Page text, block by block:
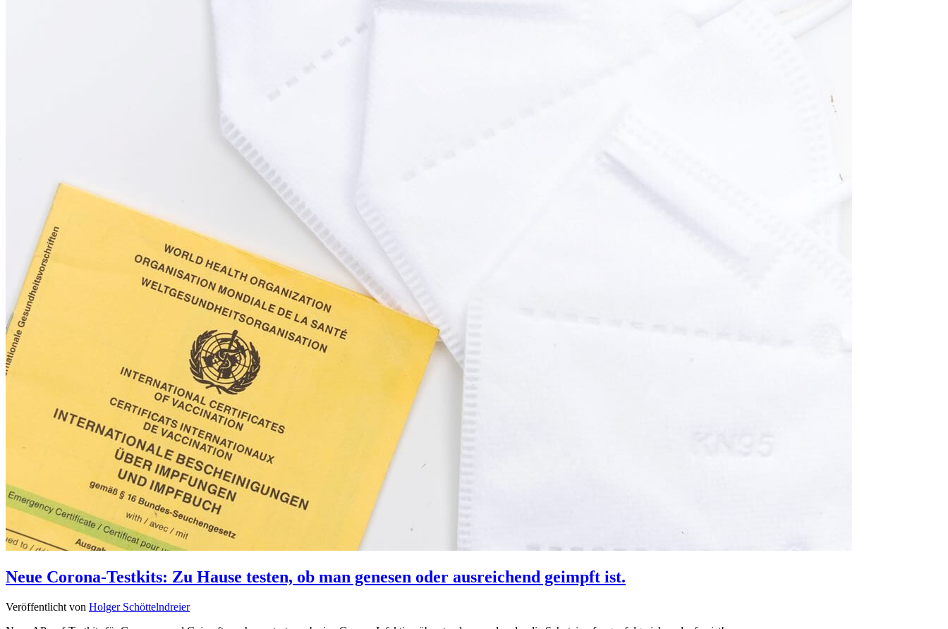
Neue Corona-Testkits: Zu Hause testen, ob man genesen oder ausreichend geimpft ist.
Veröffentlicht von Holger Schöttelndreier